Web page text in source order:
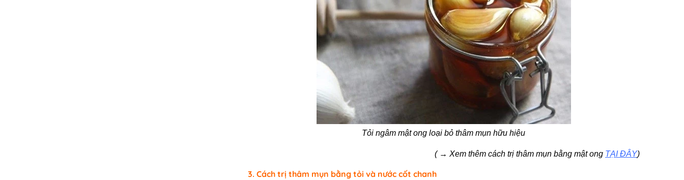
Tỏi ngâm mật ong loại bỏ thâm mụn hữu hiệu
( → Xem thêm cách trị thâm mụn bằng mật ong TẠI ĐÂY)
3. Cách trị thâm mụn bằng tỏi và nước cốt chanh